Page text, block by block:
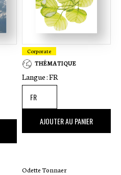
Corporate
THÉMATIQUE
Langue :FR
,00 €
AJOUTER AU PANIER
Odette Tonnaer